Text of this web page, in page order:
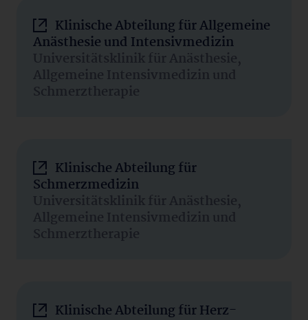
Klinische Abteilung für Allgemeine
Anästhesie und Intensivmedizin
Universitätsklinik für Anästhesie,
Allgemeine Intensivmedizin und
Schmerztherapie
Klinische Abteilung für
Schmerzmedizin
Universitätsklinik für Anästhesie,
Allgemeine Intensivmedizin und
Schmerztherapie
Klinische Abteilung für Herz-